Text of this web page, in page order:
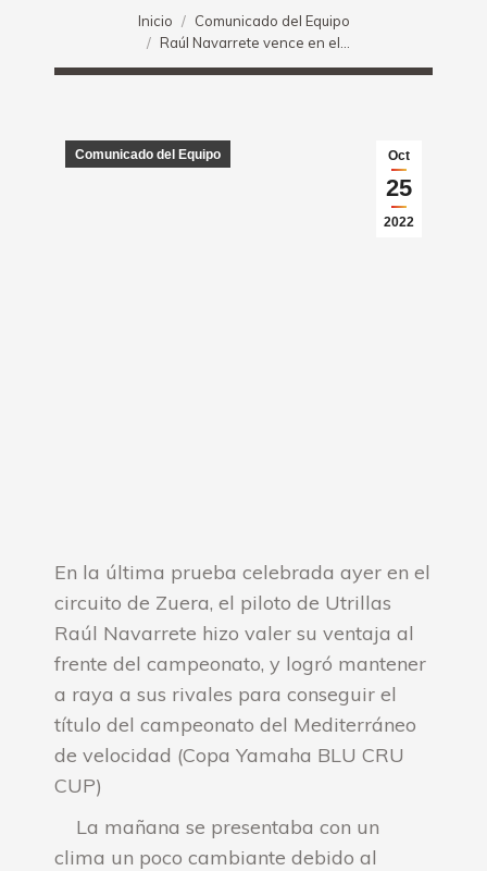
Estás aquí:Inicio
Comunicado del Equipo
Raúl Navarrete vence en el…
Oct
25
2022
Comunicado del Equipo
En la última prueba celebrada ayer en el
circuito de Zuera, el piloto de Utrillas
Raúl Navarrete hizo valer su ventaja al
frente del campeonato, y logró mantener
a raya a sus rivales para conseguir el
título del campeonato del Mediterráneo
de velocidad (Copa Yamaha BLU CRU
CUP)
La mañana se presentaba con un
clima un poco cambiante debido al